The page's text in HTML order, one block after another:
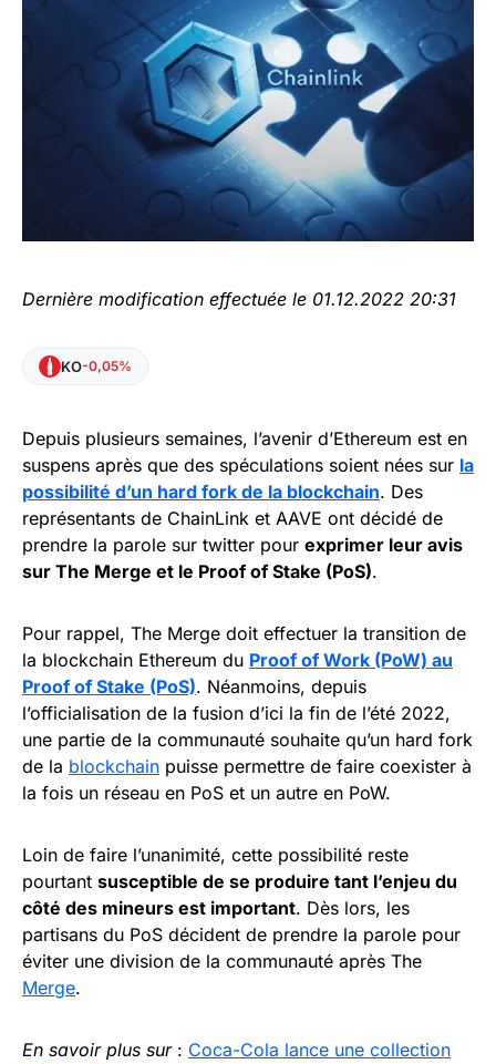
Dernière modification effectuée le 01.12.2022 20:31
KO-0,05%
Depuis plusieurs semaines, l’avenir d’Ethereum est en
suspens après que des spéculations soient nées sur la
possibilité d’un hard fork de la blockchain. Des
représentants de ChainLink et AAVE ont décidé de
prendre la parole sur twitter pour exprimer leur avis
sur The Merge et le Proof of Stake (PoS).
Pour rappel, The Merge doit effectuer la transition de
la blockchain Ethereum du Proof of Work (PoW) au
Proof of Stake (PoS). Néanmoins, depuis
l’officialisation de la fusion d’ici la fin de l’été 2022,
une partie de la communauté souhaite qu’un hard fork
de la blockchain puisse permettre de faire coexister à
la fois un réseau en PoS et un autre en PoW.
Loin de faire l’unanimité, cette possibilité reste
pourtant susceptible de se produire tant l’enjeu du
côté des mineurs est important. Dès lors, les
partisans du PoS décident de prendre la parole pour
éviter une division de la communauté après The
Merge.
En savoir plus sur: Coca-Cola lance une collection